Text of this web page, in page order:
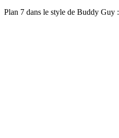
Plan 7 dans le style de Buddy Guy :